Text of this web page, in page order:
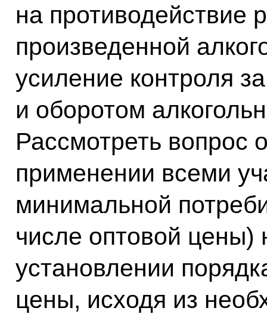
на противодействие
произведенной
усиление контроля
и оборотом
Рассмотреть вопрос
применении всеми
минимальной
числе оптовой
установлении
цены, исходя из